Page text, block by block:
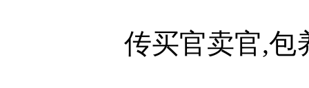
传买官卖官,包